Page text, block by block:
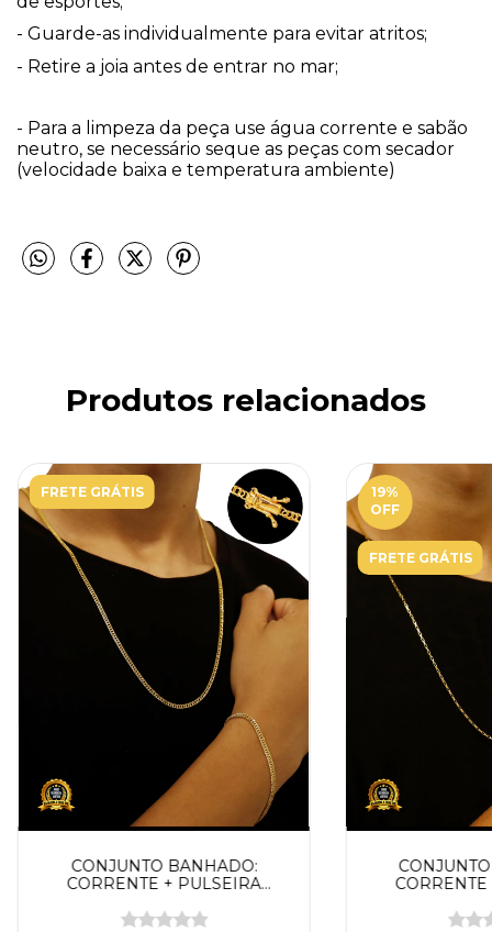
- Guarde-as individualmente para evitar atritos;
- Retire a joia antes de entrar no mar;
- Para a limpeza da peça use água corrente e sabão
neutro, se necessário seque as peças com secador
(velocidade baixa e temperatura ambiente)
Produtos relacionados
FRETE GRÁTIS
CONJUNTO BANHADO:
CORRENTE + PULSEIRA
19%
OFF
FRETE GRÁTIS